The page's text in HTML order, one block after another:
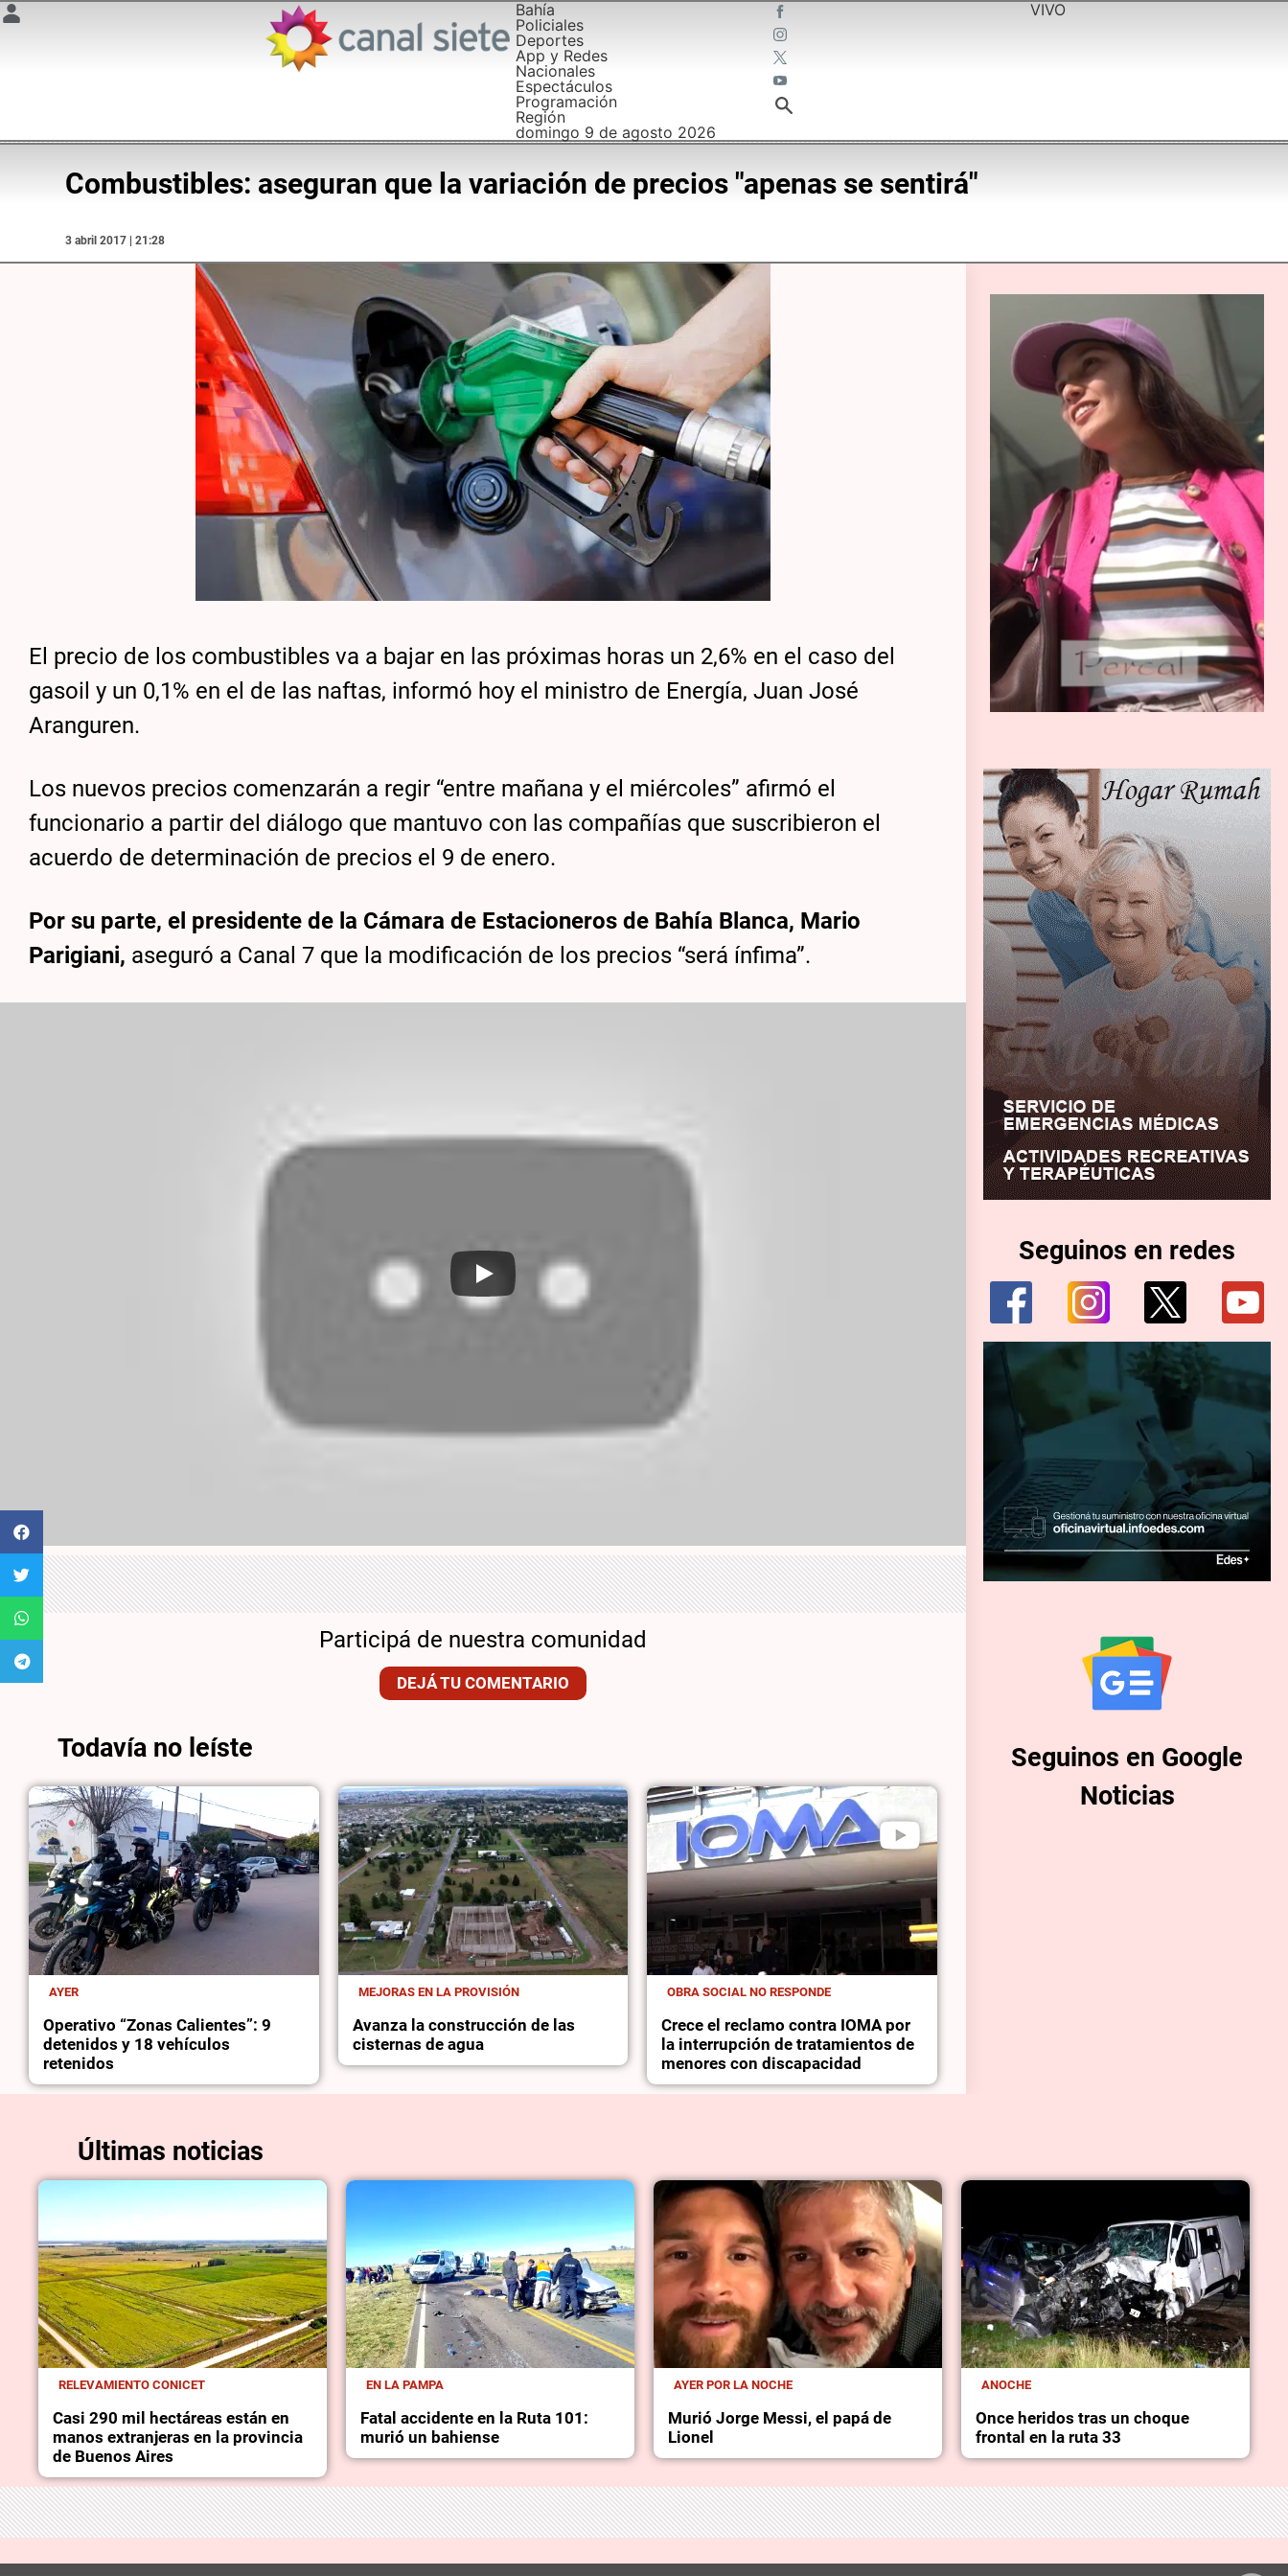
Bahía
Policiales
Deportes
App y Redes
Nacionales
Espectáculos
Programación
Región
domingo 9 de agosto 2026
VIVO
Combustibles: aseguran que la variación de precios "apenas se sentirá"
3 abril 2017 | 21:28
El precio de los combustibles va a bajar en las próximas horas un 2,6% en el caso del
gasoil y un 0,1% en el de las naftas, informó hoy el ministro de Energía, Juan José
Aranguren.
Los nuevos precios comenzarán a regir “entre mañana y el miércoles” afirmó el
funcionario a partir del diálogo que mantuvo con las compañías que suscribieron el
acuerdo de determinación de precios el 9 de enero.
Por su parte, el presidente de la Cámara de Estacioneros de Bahía Blanca, Mario
Parigiani, aseguró a Canal 7 que la modificación de los precios “será ínfima”.
Participá de nuestra comunidad
DEJÁ TU COMENTARIO
Todavía no leíste
AYER
Operativo “Zonas Calientes”: 9
detenidos y 18 vehículos
retenidos
MEJORAS EN LA PROVISIÓN
Avanza la construcción de las
cisternas de agua
OBRA SOCIAL NO RESPONDE
Crece el reclamo contra IOMA por
la interrupción de tratamientos de
menores con discapacidad
Seguinos en redes
Seguinos en Google
Noticias
Últimas noticias
RELEVAMIENTO CONICET
Casi 290 mil hectáreas están en
manos extranjeras en la provincia
de Buenos Aires
EN LA PAMPA
Fatal accidente en la Ruta 101:
murió un bahiense
AYER POR LA NOCHE
Murió Jorge Messi, el papá de
Lionel
ANOCHE
Once heridos tras un choque
frontal en la ruta 33